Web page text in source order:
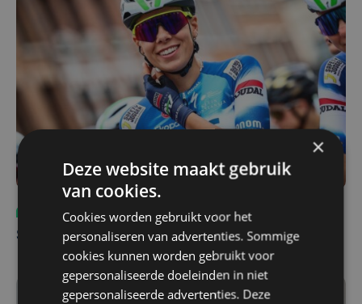
Wielrennen ma 15 september | 08:12
Shari Bossuyt wordt vierde in GP Stuttgart
×
Deze website maakt gebruik
van cookies.
Cookies worden gebruikt voor het
personaliseren van advertenties. Sommige
cookies kunnen worden gebruikt voor
gepersonaliseerde doeleinden in niet
gepersonaliseerde advertenties. Deze